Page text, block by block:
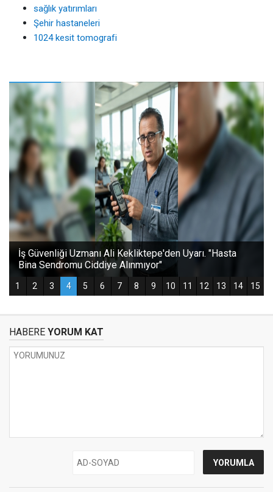
sağlık yatırımları
Şehir hastaneleri
1024 kesit tomografi
HABERE YORUM KAT